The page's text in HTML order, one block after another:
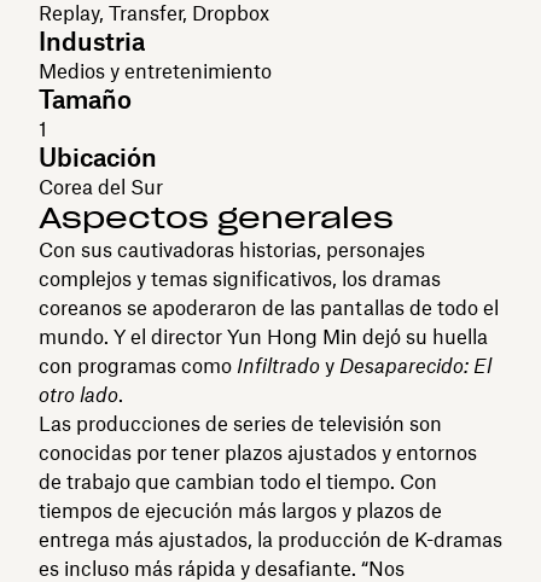
Replay, Transfer, Dropbox
Industria
Medios y entretenimiento
Tamaño
1
Ubicación
Corea del Sur
Aspectos generales
Con sus cautivadoras historias, personajes
complejos y temas significativos, los dramas
coreanos se apoderaron de las pantallas de todo el
mundo. Y el director Yun Hong Min dejó su huella
con programas como Infiltrado y Desaparecido: El
otro lado.
Las producciones de series de televisión son
conocidas por tener plazos ajustados y entornos
de trabajo que cambian todo el tiempo. Con
tiempos de ejecución más largos y plazos de
entrega más ajustados, la producción de K-dramas
es incluso más rápida y desafiante. “Nos